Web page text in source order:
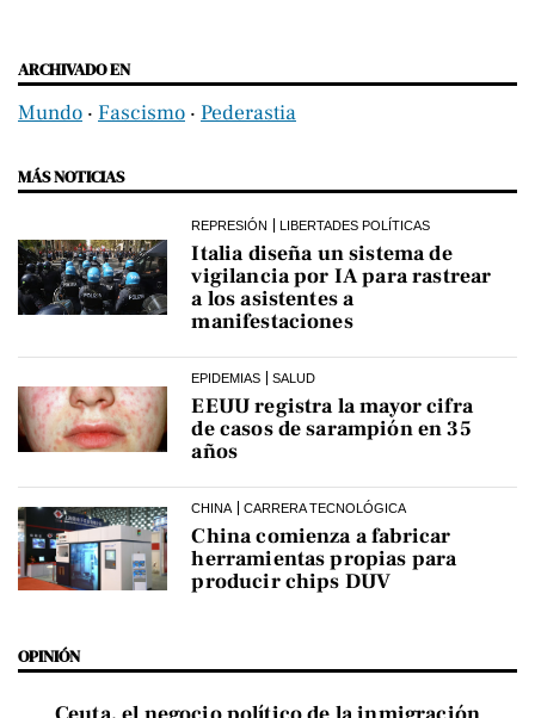
ARCHIVADO EN
Mundo ‧ Fascismo ‧ Pederastia
MÁS NOTICIAS
REPRESIÓN LIBERTADES POLÍTICAS
Italia diseña un sistema de
vigilancia por IA para rastrear
a los asistentes a
manifestaciones
EPIDEMIAS SALUD
EEUU registra la mayor cifra
de casos de sarampión en 35
años
CHINA CARRERA TECNOLÓGICA
China comienza a fabricar
herramientas propias para
producir chips DUV
OPINIÓN